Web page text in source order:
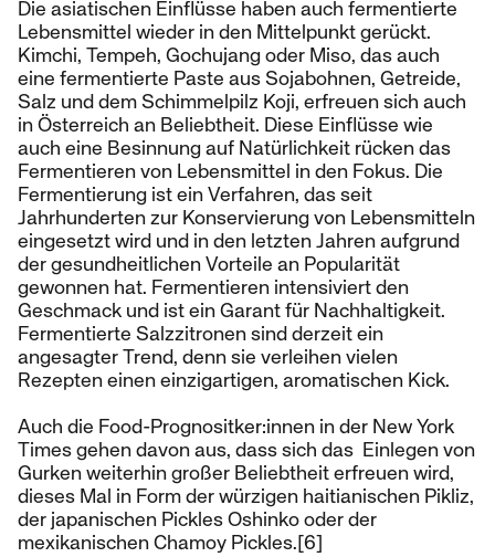
Die asiatischen Einflüsse haben auch fermentierte
Lebensmittel wieder in den Mittelpunkt gerückt.
Kimchi, Tempeh, Gochujang oder Miso, das auch
eine fermentierte Paste aus Sojabohnen, Getreide,
Salz und dem Schimmelpilz Koji, erfreuen sich auch
in Österreich an Beliebtheit. Diese Einflüsse wie
auch eine Besinnung auf Natürlichkeit rücken das
Fermentieren von Lebensmittel in den Fokus. Die
Fermentierung ist ein Verfahren, das seit
Jahrhunderten zur Konservierung von Lebensmitteln
eingesetzt wird und in den letzten Jahren aufgrund
der gesundheitlichen Vorteile an Popularität
gewonnen hat. Fermentieren intensiviert den
Geschmack und ist ein Garant für Nachhaltigkeit.
Fermentierte Salzzitronen sind derzeit ein
angesagter Trend, denn sie verleihen vielen
Rezepten einen einzigartigen, aromatischen Kick.
Auch die Food-Prognositker:innen in der New York
Times gehen davon aus, dass sich das Einlegen von
Gurken weiterhin großer Beliebtheit erfreuen wird,
dieses Mal in Form der würzigen haitianischen Pikliz,
der japanischen Pickles Oshinko oder der
mexikanischen Chamoy Pickles.[6]